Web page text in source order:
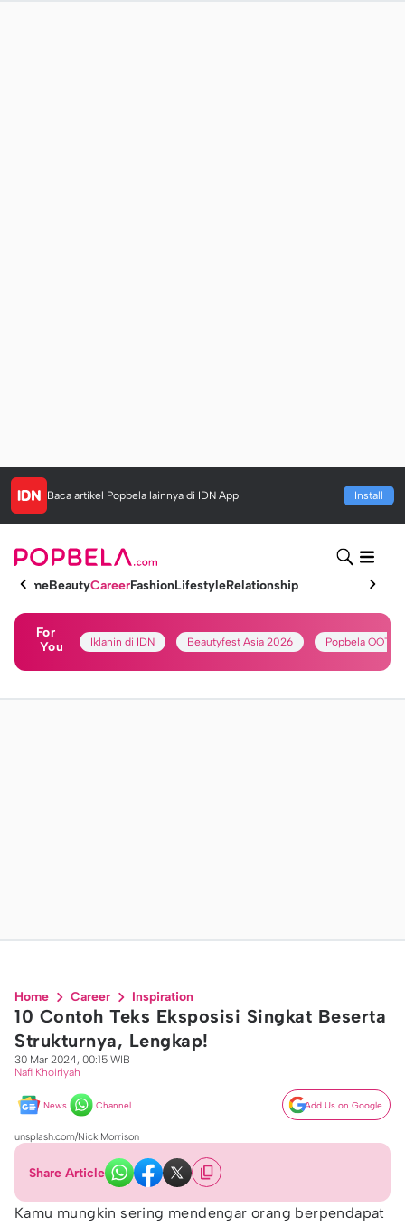
Baca artikel Popbela lainnya di IDN App Install
HomeBeautyCareerFashionLifestyleRelationship
For
You
Iklanin di IDN Beautyfest Asia 2026 Popbela OOTD
Home Career Inspiration
10 Contoh Teks Eksposisi Singkat Beserta
Strukturnya, Lengkap!
30 Mar 2024, 00:15 WIB
Nafi Khoiriyah
News Channel Add Us on Google
unsplash.com/Nick Morrison
Share Article
Kamu mungkin sering mendengar orang berpendapat